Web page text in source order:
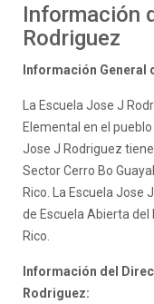
Información
Rodriguez
Información General
La Escuela Jose J
Elemental en el
Jose J Rodriguez
Sector Cerro Bo
Rico. La Escuela Jose
de Escuela Abierta
Rico.
Información del
Rodriguez: